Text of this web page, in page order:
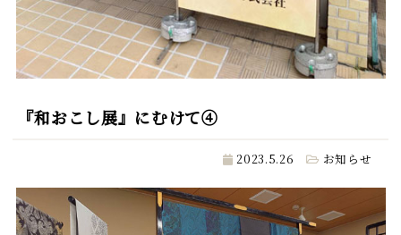
『和おこし展』にむけて④
2023.5.26 お知らせ